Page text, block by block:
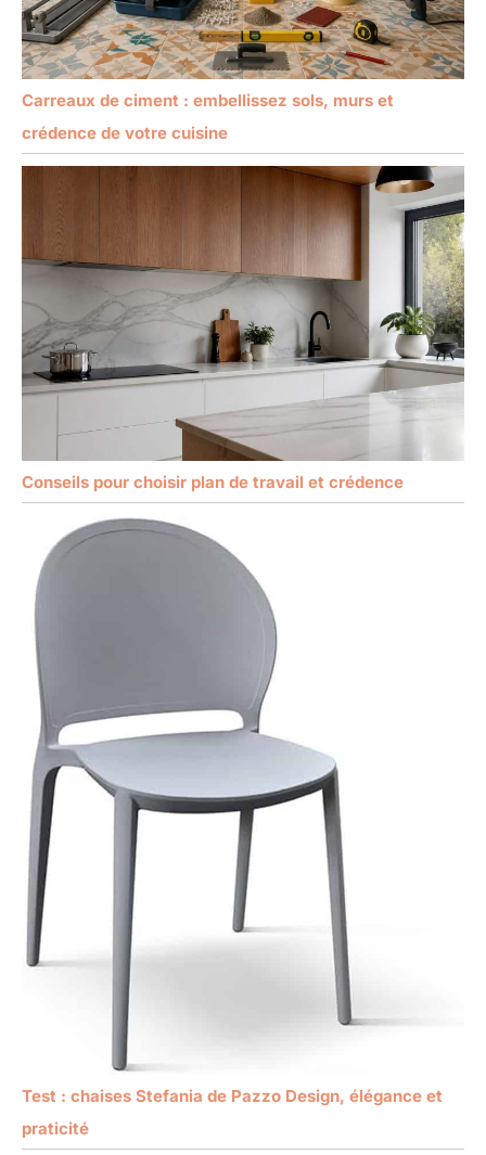
Carreaux de ciment : embellissez sols, murs et
crédence de votre cuisine
Conseils pour choisir plan de travail et crédence
Test : chaises Stefania de Pazzo Design, élégance et
praticité